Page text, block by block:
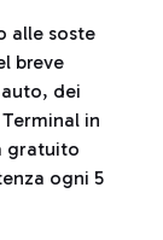
alle soste
breve
dei
in
gratuito
ogni 5